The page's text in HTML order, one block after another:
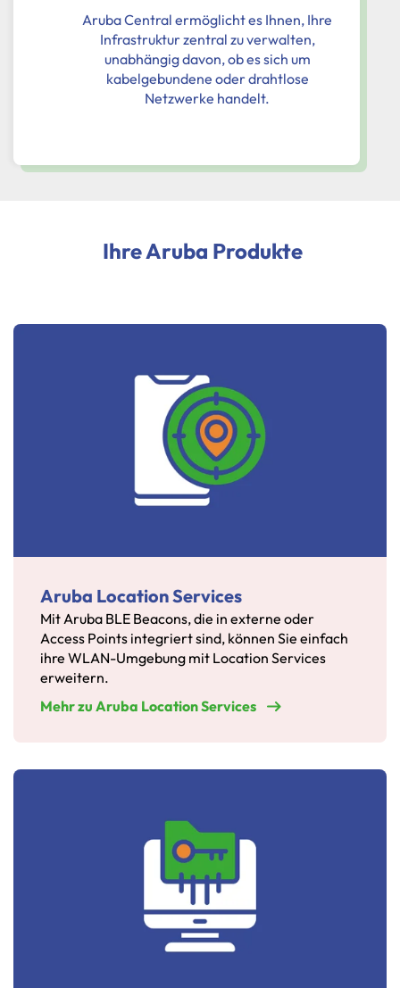
Aruba Central ermöglicht es Ihnen, Ihre
Infrastruktur zentral zu verwalten,
unabhängig davon, ob es sich um
kabelgebundene oder drahtlose
Netzwerke handelt.
Ihre Aruba Produkte
Aruba Location Services
Mit Aruba BLE Beacons, die in externe oder
Access Points integriert sind, können Sie einfach
ihre WLAN-Umgebung mit Location Services
erweitern.
Mehr zu Aruba Location Services